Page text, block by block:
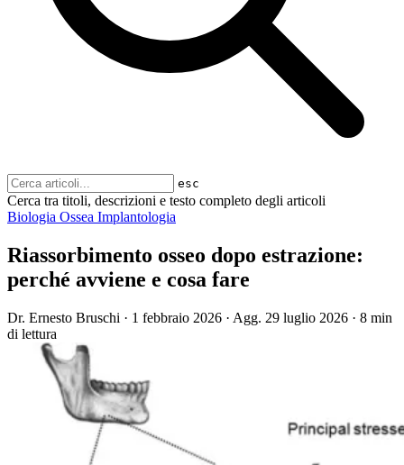
esc
Cerca tra titoli, descrizioni e testo completo degli articoli
Biologia Ossea Implantologia
Riassorbimento osseo dopo estrazione:
perché avviene e cosa fare
Dr. Ernesto Bruschi · 1 febbraio 2026 · Agg. 29 luglio 2026 · 8 min
di lettura